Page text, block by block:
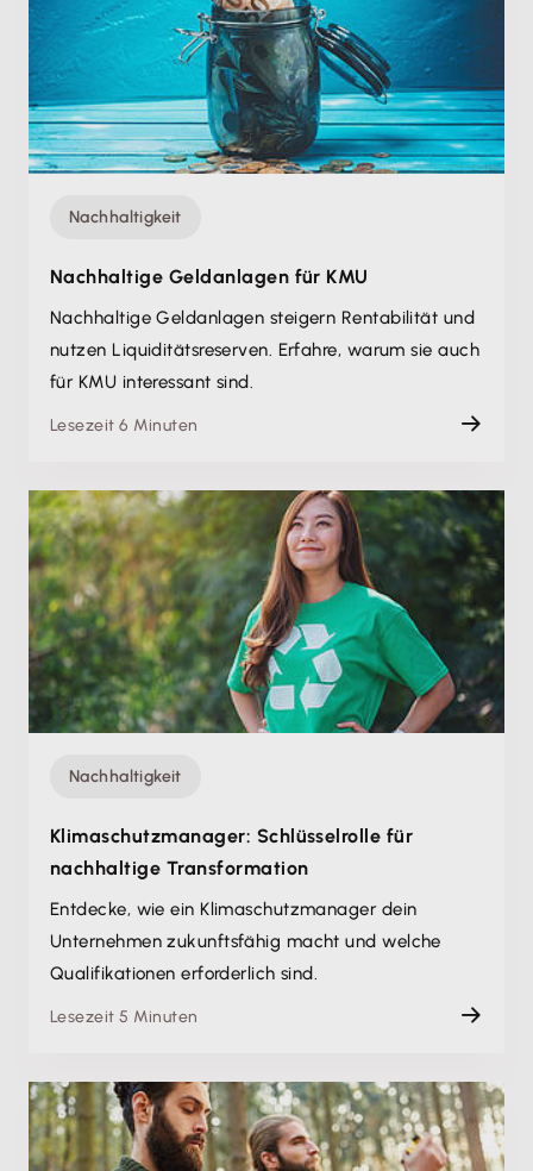
Nachhaltigkeit
Nachhaltige Geldanlagen für KMU
Nachhaltige Geldanlagen steigern Rentabilität und
nutzen Liquiditätsreserven. Erfahre, warum sie auch
für KMU interessant sind.
Lesezeit 6 Minuten
Nachhaltigkeit
Klimaschutzmanager: Schlüsselrolle für
nachhaltige Transformation
Entdecke, wie ein Klimaschutzmanager dein
Unternehmen zukunftsfähig macht und welche
Qualifikationen erforderlich sind.
Lesezeit 5 Minuten